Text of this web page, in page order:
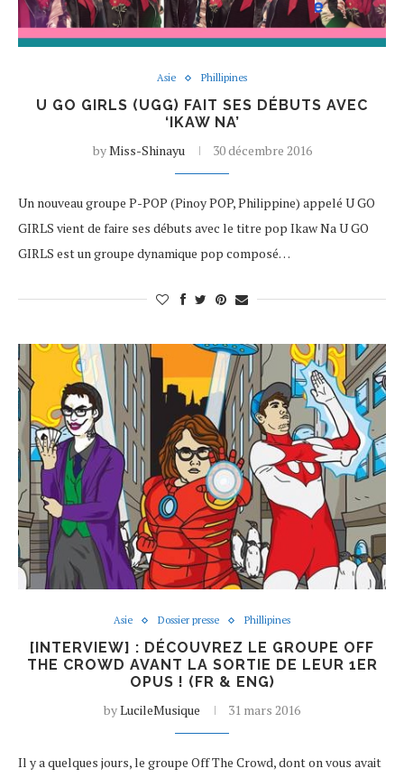
Asie Phillipines
U GO GIRLS (UGG) FAIT SES DÉBUTS AVEC
‘IKAW NA’
byMiss-Shinayu 30 décembre 2016
Un nouveau groupe P-POP (Pinoy POP, Philippine) appelé U GO
GIRLS vient de faire ses débuts avec le titre pop Ikaw Na U GO
GIRLS est un groupe dynamique pop composé…
Asie Dossier presse Phillipines
[INTERVIEW] : DÉCOUVREZ LE GROUPE OFF
THE CROWD AVANT LA SORTIE DE LEUR 1ER
OPUS ! (FR & ENG)
byLucileMusique 31 mars 2016
Il y a quelques jours, le groupe Off The Crowd, dont on vous avait